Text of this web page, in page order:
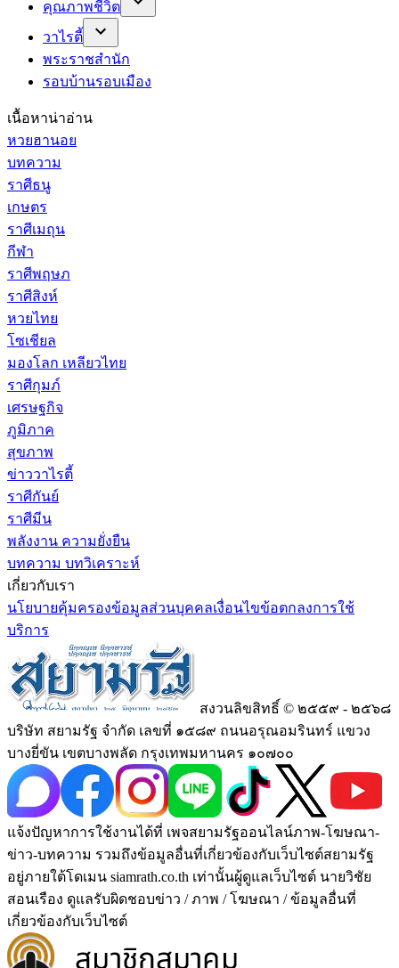
คุณภาพชีวิต
วาไรตี้
พระราชสำนัก
รอบบ้านรอบเมือง
เนื้อหาน่าอ่าน
หวยฮานอย
บทความ
ราศีธนู
เกษตร
ราศีเมถุน
กีฬา
ราศีพฤษภ
ราศีสิงห์
หวยไทย
โซเชียล
มองโลก เหลียวไทย
ราศีกุมภ์
เศรษฐกิจ
ภูมิภาค
สุขภาพ
ข่าววาไรตี้
ราศีกันย์
ราศีมีน
พลังงาน ความยั่งยืน
บทความ บทวิเคราะห์
เกี่ยวกับเรา
นโยบายคุ้มครองข้อมูลส่วนบุคคลเงื่อนไขข้อตกลงการใช้
บริการ
สงวนลิขสิทธิ์ © ๒๕๕๙ - ๒๕๖๘
บริษัท สยามรัฐ จำกัด เลขที่ ๑๕๘๙ ถนนอรุณอมรินทร์ แขวง
บางยี่ขัน เขตบางพลัด กรุงเทพมหานคร ๑๐๗๐๐
แจ้งปัญหาการใช้งานได้ที่ เพจสยามรัฐออนไลน์ภาพ-โฆษณา-
ข่าว-บทความ รวมถึงข้อมูลอื่นที่เกี่ยวข้องกับเว็บไซต์สยามรัฐ
อยู่ภายใต้โดเมน siamrath.co.th เท่านั้นผู้ดูแลเว็บไซต์ นายวิชัย
สอนเรือง ดูแลรับผิดชอบข่าว / ภาพ / โฆษณา / ข้อมูลอื่นที่
เกี่ยวข้องกับเว็บไซต์